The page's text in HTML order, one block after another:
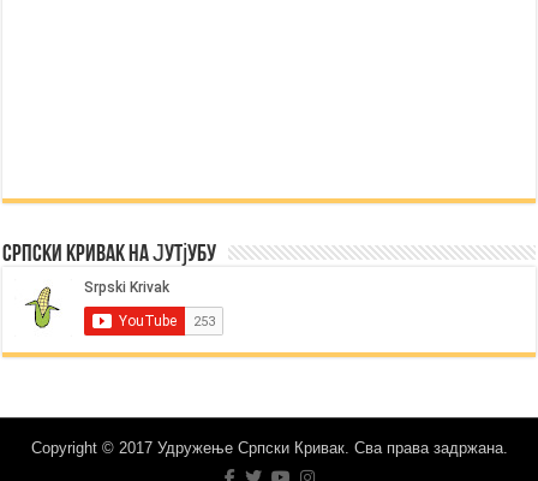
Српски Кривак на Јутјубу
Copyright © 2017 Удружење Српски Кривак. Сва права задржана.